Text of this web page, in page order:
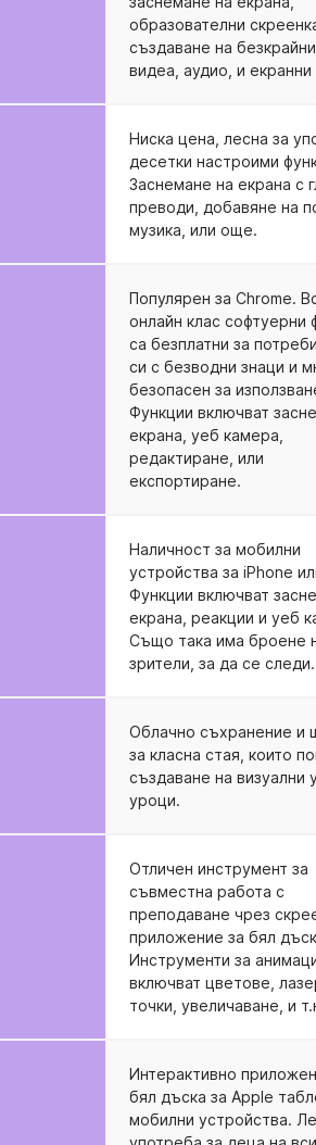
образователни
създаване на
видеа, аудио, и екранни
Ниска цена, лесна за
десетки настроими
Заснемане на екрана с
преводи, добавяне на
музика, или още.
Популярен за Chrome.
онлайн клас софтуерни
са безплатни за
си с безводни знаци и
безопасен за
Функции включват
екрана, уеб камера,
редактиране, или
експортиране.
Наличност за мобилни
устройства за iPhone
Функции включват
екрана, реакции и уеб
Също така има броене
зрители, за да се следи.
Облачно съхранение и
за класна стая, които
създаване на визуални
уроци.
Отличен инструмент за
съвместна работа с
преподаване чрез
приложение за бял
Инструменти за
включват цветове,
точки, увеличаване, и
Интерактивно
бял дъска за Apple
мобилни устройства.